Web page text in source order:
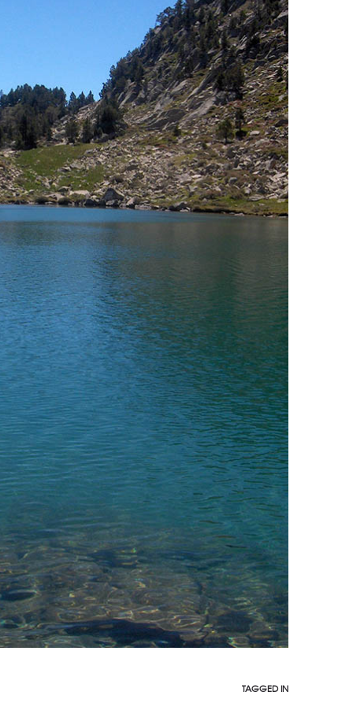
TAGGED IN